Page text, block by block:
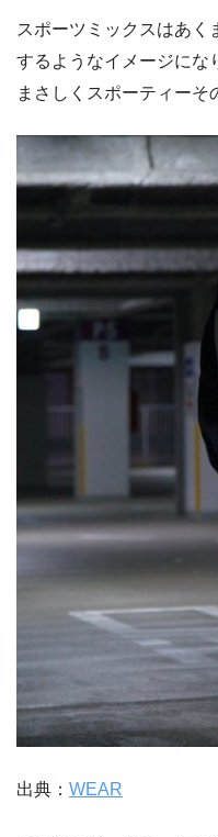
スポーツミックスはあく
するようなイメージにな
まさしくスポーティーそ
出典： WEAR